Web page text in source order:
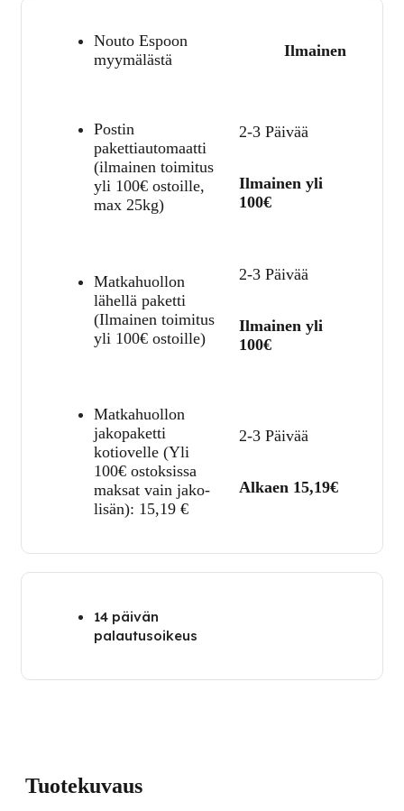
Nouto Espoon
myymälästä
Ilmainen
Postin
pakettiautomaatti
(ilmainen toimitus
yli 100€ ostoille,
max 25kg)
2-3 Päivää
Ilmainen yli
100€
Matkahuollon
lähellä paketti
(Ilmainen toimitus
yli 100€ ostoille)
2-3 Päivää
Ilmainen yli
100€
Matkahuollon
jakopaketti
kotiovelle (Yli
100€ ostoksissa
maksat vain jako-
lisän): 15,19 €
2-3 Päivää
Alkaen 15,19€
14 päivän
palautusoikeus
Tuotekuvaus